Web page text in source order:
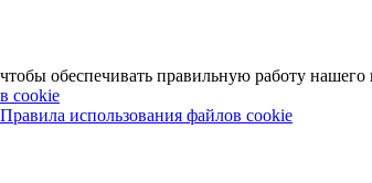
обеспечивать правильную работу нашего
cookie
Правила использования файлов cookie